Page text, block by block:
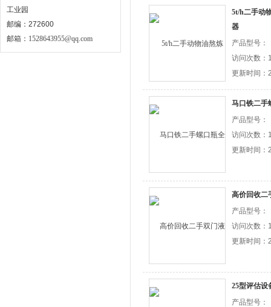
工业园
邮编：272600
邮箱： 1528643955@qq.com
5t/h二手动
器
产品型号：
访问次数：
更新时间：
马口铁二手
产品型号：
访问次数：
更新时间：
高价回收二
产品型号：
访问次数：
更新时间：
25型评估设
产品型号：